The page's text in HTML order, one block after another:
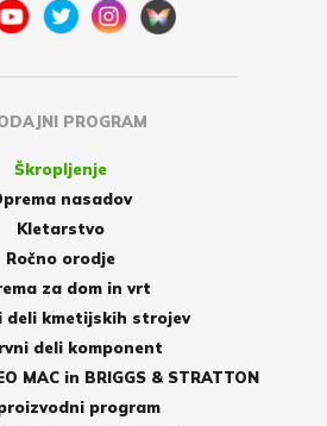
PROGRAM
Škropljenje
nasadov
Kletarstvo
Ročno orodje
za dom in vrt
deli kmetijskih strojev
deli komponent
MAC in BRIGGS & STRATTON
program